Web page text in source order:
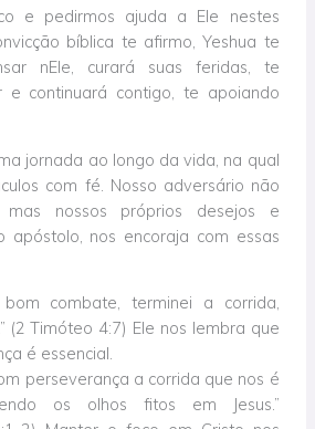
e pedirmos ajuda a Ele nestes
bíblica te afirmo, Yeshua te
nEle, curará suas feridas, te
e continuará contigo, te apoiando
jornada ao longo da vida, na qual
com fé. Nosso adversário não
nossos próprios desejos e
apóstolo, nos encoraja com essas
combate, terminei a corrida,
(2 Timóteo 4:7) Ele nos lembra que
é essencial.
perseverança a corrida que nos é
os olhos fitos em Jesus.”